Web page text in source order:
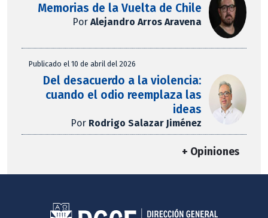
Memorias de la Vuelta de Chile
PorAlejandro Arros Aravena
Publicado el 10 de abril del 2026
Del desacuerdo a la violencia:
cuando el odio reemplaza las
ideas
Por Rodrigo Salazar Jiménez
+ Opiniones